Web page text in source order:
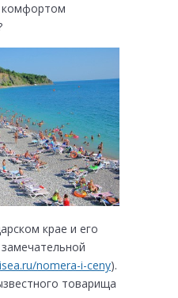
комфортом
крае и его
nomera-i-ceny).
товарища